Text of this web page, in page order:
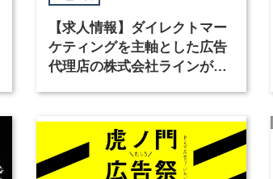
【求人情報】ダイレクトマー
ケティングを主軸とした広告
代理店の株式会社ラインが、